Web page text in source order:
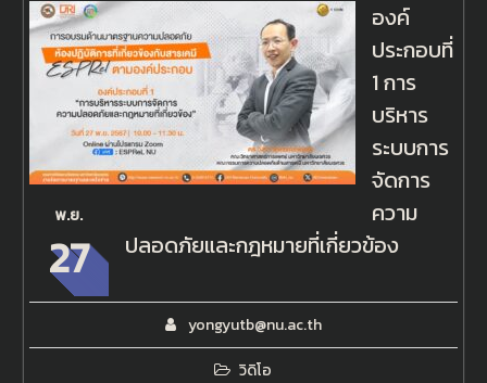
พ.ย.
27
องค์
ประกอบที่
1 การ
บริหาร
ระบบการ
จัดการ
ความ
ปลอดภัยและกฎหมายที่เกี่ยวข้อง
yongyutb@nu.ac.th
วิดิโอ